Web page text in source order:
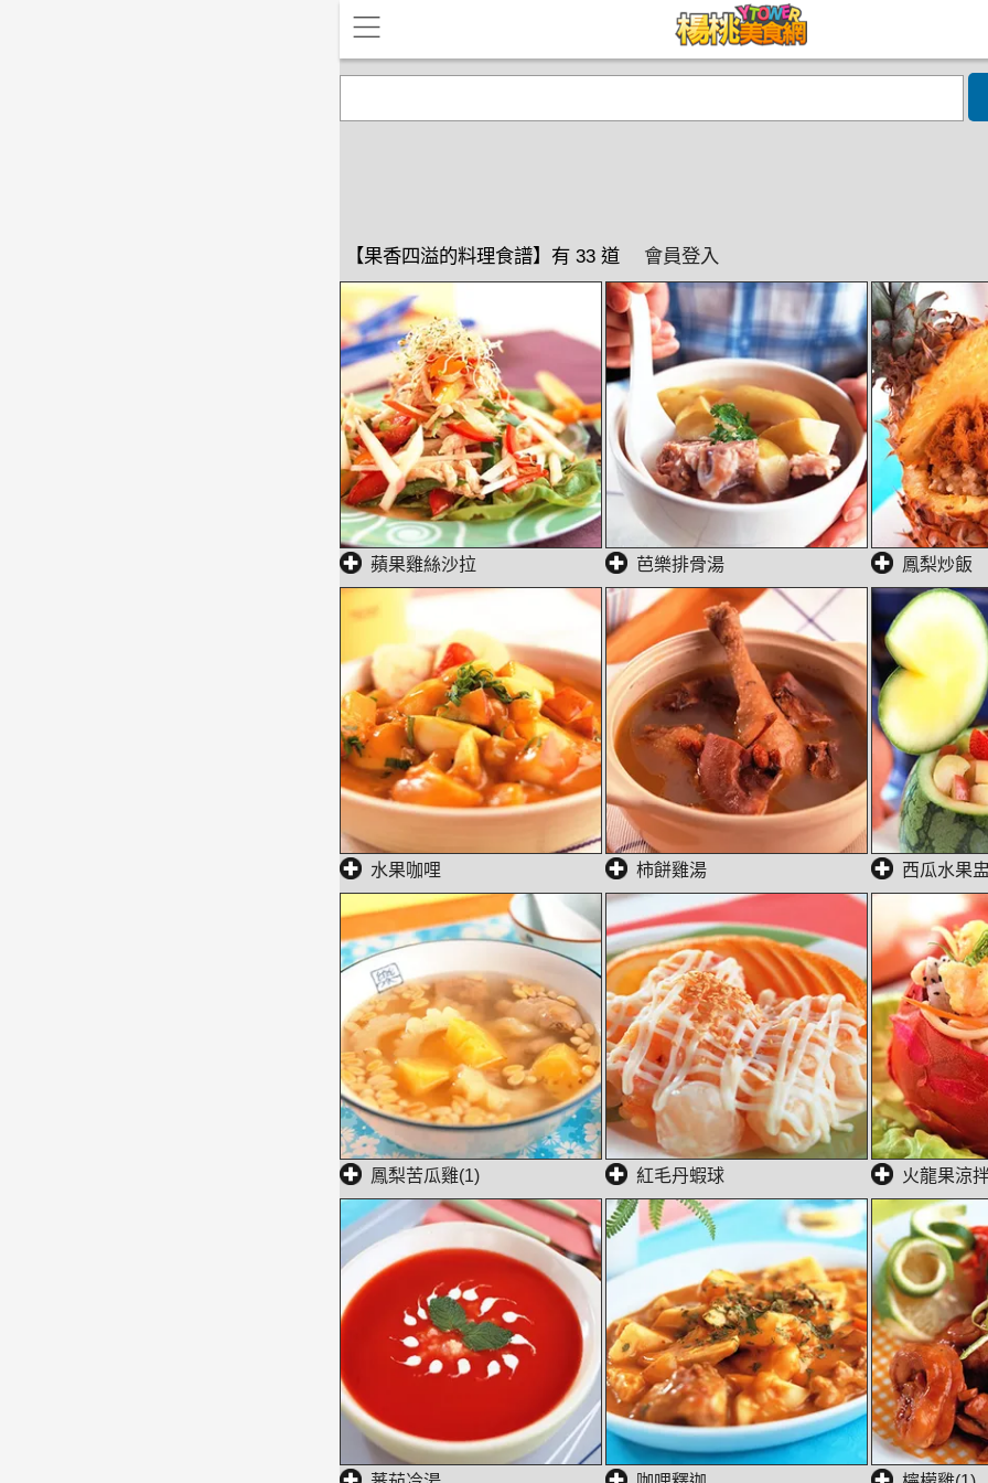
【果香四溢的料理食譜】有 33 道 會員登入
蘋果雞絲沙拉 芭樂排骨湯 鳳梨炒飯
水果咖哩 柿餅雞湯 西瓜水果
鳳梨苦瓜雞(1) 紅毛丹蝦球 火龍果涼